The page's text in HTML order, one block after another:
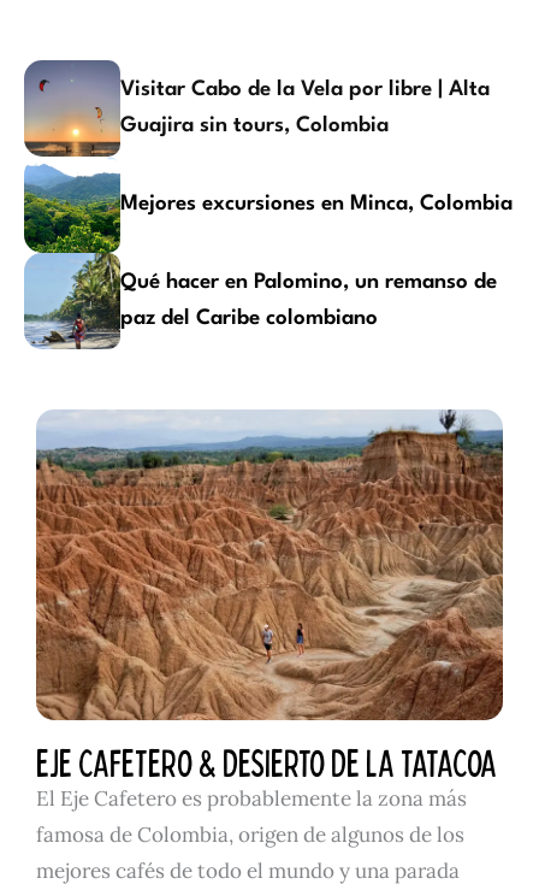
Visitar Cabo de la Vela por libre | Alta
Guajira sin tours, Colombia
Mejores excursiones en Minca, Colombia
Qué hacer en Palomino, un remanso de
paz del Caribe colombiano
EJE CAFETERO & DESIERTO DE LA TATACOA
El Eje Cafetero es probablemente la zona más
famosa de Colombia, origen de algunos de los
mejores cafés de todo el mundo y una parada